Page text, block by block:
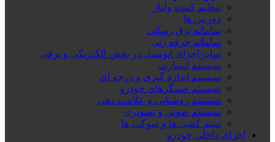
تنظیم کننده ولتاژ
دوربین ها
سامانه برق رسانی
سامانه جرقه زنی
سایر اجزای اتومبیل در بخش الکتریکی و برقی
سیستم استارت
سیستم اندازه گیری و درجه ای
سیستم حسگرهای خودرو
سیستم روشنایی و علامت دهی
سیستم صوتی و تصویری
سیم کشی ها و سوکت ها
اجزای داخلی خودرو